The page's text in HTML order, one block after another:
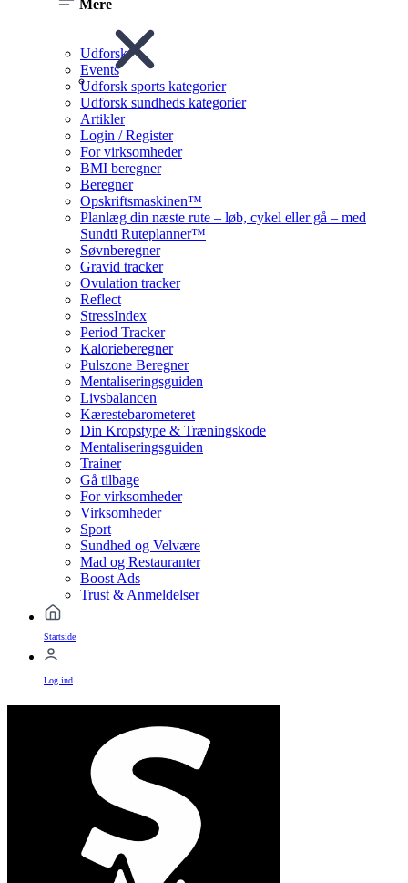
Mere
Udforsk
Events
Udforsk sports kategorier
Udforsk sundheds kategorier
Artikler
Login / Register
For virksomheder
BMI beregner
Beregner
Opskriftsmaskinen™
Planlæg din næste rute – løb, cykel eller gå – med
Sundti Ruteplanner™
Søvnberegner
Gravid tracker
Ovulation tracker
Reflect
StressIndex
Period Tracker
Kalorieberegner
Pulszone Beregner
Mentaliseringsguiden
Livsbalancen
Kærestebarometeret
Din Kropstype & Træningskode
Mentaliseringsguiden
Trainer
Gå tilbage
For virksomheder
Virksomheder
Sport
Sundhed og Velvære
Mad og Restauranter
Boost Ads
Trust & Anmeldelser
Startside
Log ind